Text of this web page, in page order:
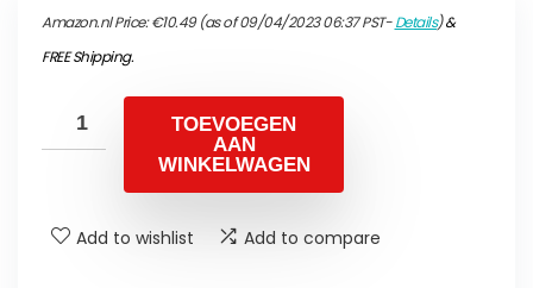
Amazon.nl Price:€10.49(as of 09/04/2023 06:37 PST-Details)&
FREE Shipping.
TOEVOEGEN
AAN
WINKELWAGEN
Add to wishlist Add to compare